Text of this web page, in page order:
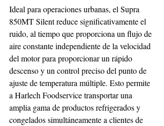
Ideal para operaciones urbanas, el Supra
850MT Silent reduce significativamente el
ruido, al tiempo que proporciona un flujo de
aire constante independiente de la velocidad
del motor para proporcionar un rápido
descenso y un control preciso del punto de
ajuste de temperatura múltiple. Esto permite
a Harlech Foodservice transportar una
amplia gama de productos refrigerados y
congelados simultáneamente a clientes de